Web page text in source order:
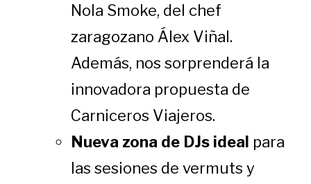
Nola Smoke, del chef
zaragozano Álex Viñal.
Además, nos sorprenderá la
innovadora propuesta de
Carniceros Viajeros.
Nueva zona de DJs ideal para
las sesiones de vermuts y